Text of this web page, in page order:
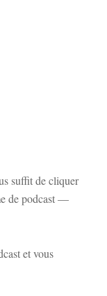
suffit de cliquer
de podcast —
et vous